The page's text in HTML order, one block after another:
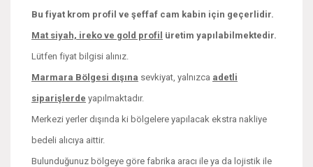
Bu fiyat krom profil ve şeffaf cam kabin için geçerlidir.
Mat siyah, ireko ve gold profil üretim yapılabilmektedir.
Lütfen fiyat bilgisi alınız.
Marmara Bölgesi dışına sevkiyat, yalnızca adetli
siparişlerde yapılmaktadır.
Merkezi yerler dışında ki bölgelere yapılacak ekstra nakliye
bedeli alıcıya aittir.
Bulunduğunuz bölgeye göre fabrika aracı ile ya da lojistik ile